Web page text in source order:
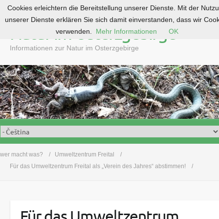
o
c
o
n
t
e
n
Natur im Osterzgebirge
Informationen zur Natur im Osterzgebirge
wer macht was?
Umweltzentrum Freital
Für das Umweltzentrum Freital als „Verein des Jahres“ abstimmen!
Cookies erleichtern die Bereitstellung unserer Dienste. Mit der
unserer Dienste erklären Sie sich damit einverstanden, dass wir
verwenden.
Mehr Informationen OK